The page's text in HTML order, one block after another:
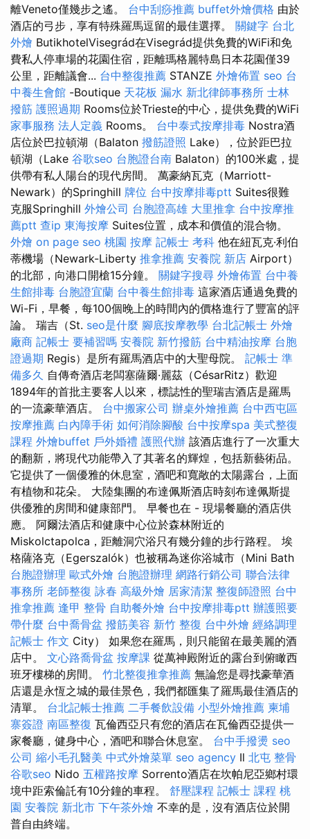
離Veneto僅幾步之遙。 台中刮痧推薦 buffet外燴價格 由於
酒店的弓步，享有特殊羅馬逗留的最佳選擇。 關鍵字 台北
外燴 ButikhotelVisegrád在Visegrád提供免費的WiFi和免
費私人停車場的花園住宿，距離瑪格麗特島日本花園僅39
公里，距離議會... 台中整復推薦 STANZE 外燴佈置 seo 台
中養生會館 -Boutique 天花板 漏水 新北律師事務所 士林
撥筋 護照過期 Rooms位於Trieste的中心，提供免費的WiFi
家事服務 法人定義 Rooms。 台中泰式按摩排毒 Nostra酒
店位於巴拉頓湖（Balaton 撥筋證照 Lake），位於距巴拉
頓湖（Lake 谷歌seo 台胞證台南 Balaton）的100米處，提
供帶有私人陽台的現代房間。 萬豪納瓦克（Marriott-
Newark）的Springhill 牌位 台中按摩排毒ptt Suites很難
克服Springhill 外燴公司 台胞證高雄 大里推拿 台中按摩推
薦ptt 查ip 東海按摩 Suites位置，成本和價值的混合物。
外燴 on page seo 桃園 按摩 記帳士 考科 他在紐瓦克·利伯
蒂機場（Newark-Liberty 推拿推薦 安養院 新店 Airport）
的北部，向港口開槍15分鐘。 關鍵字搜尋 外燴佈置 台中養
生館排毒 台胞證宜蘭 台中養生館排毒 這家酒店通過免費的
Wi-Fi，早餐，每100個晚上的時間內的價格進行了豐富的評
論。 瑞吉（St. seo是什麼 腳底按摩教學 台北記帳士 外燴
廠商 記帳士 要補習嗎 安養院 新竹撥筋 台中精油按摩 台胞
證過期 Regis）是所有羅馬酒店中的大聖母院。 記帳士 準
備多久 自傳奇酒店老闆塞薩爾·麗茲（CésarRitz）歡迎
1894年的首批主要客人以來，標誌性的聖瑞吉酒店是羅馬
的一流豪華酒店。 台中搬家公司 辦桌外燴推薦 台中西屯區
按摩推薦 白內障手術 如何消除腳酸 台中按摩spa 美式整復
課程 外燴buffet 戶外婚禮 護照代辦 該酒店進行了一次重大
的翻新，將現代功能帶入了其著名的輝煌，包括新藝術品。
它提供了一個優雅的休息室，酒吧和寬敞的太陽露台，上面
有植物和花朵。 大陸集團的布達佩斯酒店時刻布達佩斯提
供優雅的房間和健康部門。 早餐也在 - 現場餐廳的酒店供
應。 阿爾法酒店和健康中心位於森林附近的
Miskolctapolca，距離洞穴浴只有幾分鐘的步行路程。 埃
格薩洛克（Egerszalók）也被稱為迷你浴城市（Mini Bath
台胞證辦理 歐式外燴 台胞證辦理 網路行銷公司 聯合法律
事務所 老師整復 詠春 高級外燴 居家清潔 整復師證照 台中
推拿推薦 逢甲 整骨 自助餐外燴 台中按摩排毒ptt 辦護照要
帶什麼 台中喬骨盆 撥筋美容 新竹 整復 台中外燴 經絡調理
記帳士 作文 City） 如果您在羅馬，則只能留在最美麗的酒
店中。 文心路喬骨盆 按摩課 從萬神殿附近的露台到俯瞰西
班牙樓梯的房間。 竹北整復推拿推薦 無論您是尋找豪華酒
店還是永恆之城的最佳景色，我們都匯集了羅馬最佳酒店的
清單。 台北記帳士推薦 二手餐飲設備 小型外燴推薦 柬埔
寨簽證 南區整復 瓦倫西亞只有您的酒店在瓦倫西亞提供一
家餐廳，健身中心，酒吧和聯合休息室。 台中手撥燙 seo
公司 縮小毛孔醫美 中式外燴菜單 seo agency Il 北屯 整骨
谷歌seo Nido 五權路按摩 Sorrento酒店在坎帕尼亞鄉村環
境中距索倫託有10分鐘的車程。 舒壓課程 記帳士 課程 桃
園 安養院 新北市 下午茶外燴 不幸的是，沒有酒店位於開
普自由終端。